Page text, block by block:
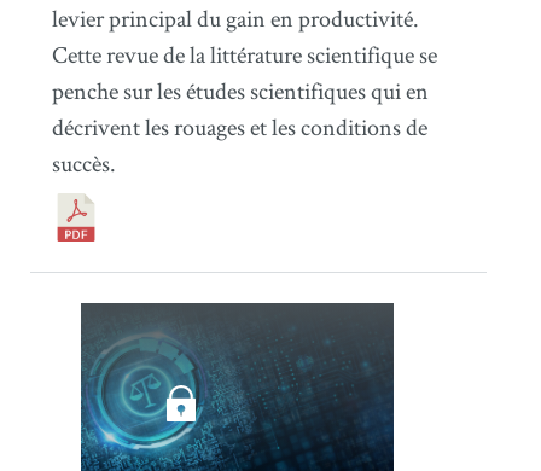
levier principal du gain en productivité.
Cette revue de la littérature scientifique se
penche sur les études scientifiques qui en
décrivent les rouages et les conditions de
succès.